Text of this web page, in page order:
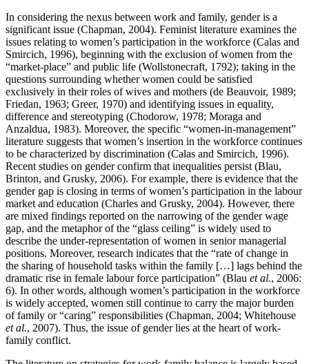
In considering the nexus between work and family, gender is a
significant issue (Chapman, 2004). Feminist literature examines the
issues relating to women’s participation in the workforce (Calas and
Smircich, 1996), beginning with the exclusion of women from the
“market-place” and public life (Wollstonecraft, 1792); taking in the
questions surrounding whether women could be satisfied
exclusively in their roles of wives and mothers (de Beauvoir, 1989;
Friedan, 1963; Greer, 1970) and identifying issues in equality,
difference and stereotyping (Chodorow, 1978; Moraga and
Anzaldua, 1983). Moreover, the specific “women-in-management”
literature suggests that women’s insertion in the workforce continues
to be characterized by discrimination (Calas and Smircich, 1996).
Recent studies on gender confirm that inequalities persist (Blau,
Brinton, and Grusky, 2006). For example, there is evidence that the
gender gap is closing in terms of women’s participation in the labour
market and education (Charles and Grusky, 2004). However, there
are mixed findings reported on the narrowing of the gender wage
gap, and the metaphor of the “glass ceiling” is widely used to
describe the under-representation of women in senior managerial
positions. Moreover, research indicates that the “rate of change in
the sharing of household tasks within the family […] lags behind the
dramatic rise in female labour force participation” (Blau et al., 2006:
6). In other words, although women’s participation in the workforce
is widely accepted, women still continue to carry the major burden
of family or “caring” responsibilities (Chapman, 2004; Whitehouse
et al., 2007). Thus, the issue of gender lies at the heart of work-
family conflict.